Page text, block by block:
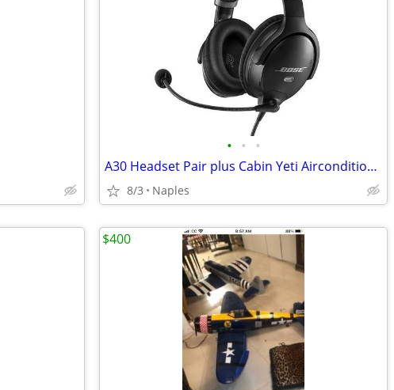
• • •
A30 Headset Pair plus Cabin Yeti Airconditioner
8/3 Naples
$400